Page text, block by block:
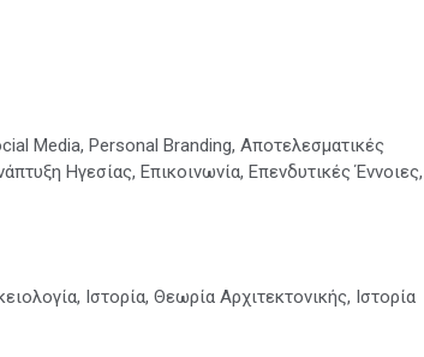
Media, Personal Branding, Αποτελεσματικές
Ηγεσίας, Επικοινωνία, Επενδυτικές Έννοιες,
Ιστορία, Θεωρία Αρχιτεκτονικής, Ιστορία